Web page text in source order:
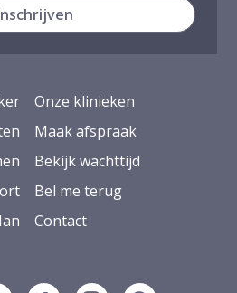
Onze klinieken
Maak afspraak
Bekijk wachttijd
Bel me terug
Contact